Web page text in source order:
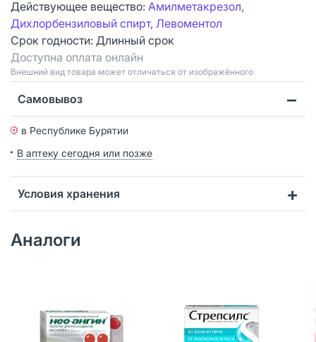
Действующее вещество: Амилметакрезол,
Дихлорбензиловый спирт, Левоментол
Срок годности: Длинный срок
Доступна оплата онлайн
Bнешний вид товара может отличаться от изображённого
Самовывоз
в Республике Бурятии
В аптеку сегодня или позже
Условия хранения
Аналоги